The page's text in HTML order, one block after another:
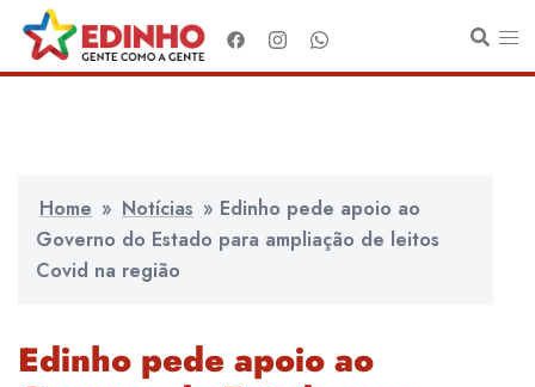
para
o
Home » Notícias » Edinho pede apoio ao
Governo do Estado para ampliação de leitos
Covid na região
Edinho pede apoio ao